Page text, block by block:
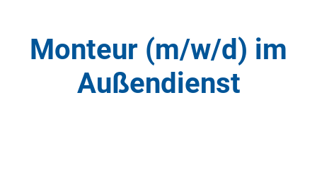
Monteur (m/w/d) im
Außendienst